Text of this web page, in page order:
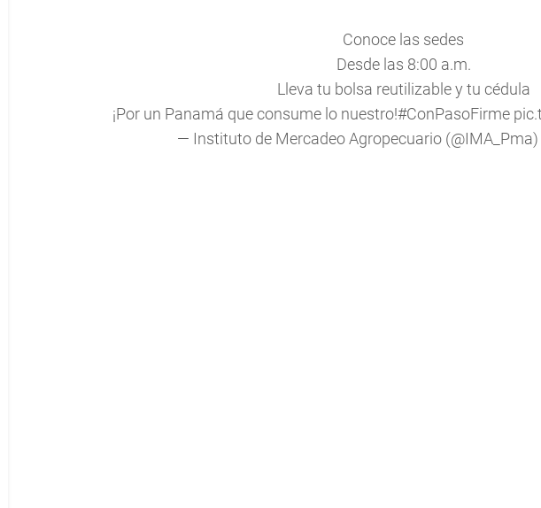
Conoce las sedes
Desde las 8:00 a.m.
Lleva tu bolsa reutilizable y tu cédula
¡Por un Panamá que consume lo nuestro!#ConPasoFirme
— Instituto de Mercadeo Agropecuario (@IMA_Pma)